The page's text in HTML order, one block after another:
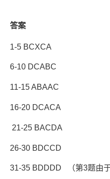
答案
1-5 BCXCA
6-10 DCABC
11-15 ABAAC
16-20 DCACA
21-25 BACDA
26-30 BDCCD
31-35 BDDDD （第3题由